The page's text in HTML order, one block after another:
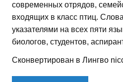
современных отрядов,
входящих в класс птиц.
указателями на всех пяти
биологов, студентов,
Сконвертирован в Лингво